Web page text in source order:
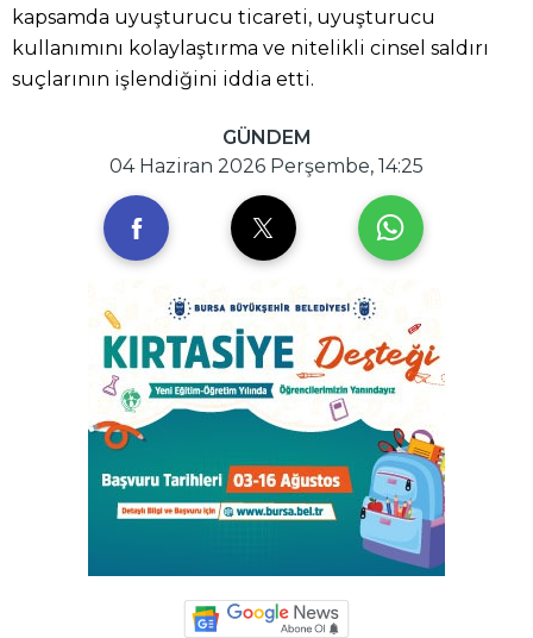
kapsamda uyuşturucu ticareti, uyuşturucu
kullanımını kolaylaştırma ve nitelikli cinsel saldırı
suçlarının işlendiğini iddia etti.
GÜNDEM
04 Haziran 2026 Perşembe, 14:25